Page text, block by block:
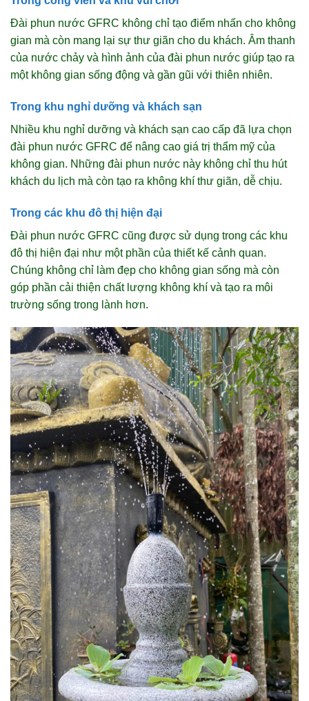
Đài phun nước GFRC không chỉ tạo điểm nhấn cho không
gian mà còn mang lại sự thư giãn cho du khách. Âm thanh
của nước chảy và hình ảnh của đài phun nước giúp tạo ra
một không gian sống động và gần gũi với thiên nhiên.
Trong khu nghỉ dưỡng và khách sạn
Nhiều khu nghỉ dưỡng và khách sạn cao cấp đã lựa chọn
đài phun nước GFRC để nâng cao giá trị thẩm mỹ của
không gian. Những đài phun nước này không chỉ thu hút
khách du lịch mà còn tạo ra không khí thư giãn, dễ chịu.
Trong các khu đô thị hiện đại
Đài phun nước GFRC cũng được sử dụng trong các khu
đô thị hiện đại như một phần của thiết kế cảnh quan.
Chúng không chỉ làm đẹp cho không gian sống mà còn
góp phần cải thiện chất lượng không khí và tạo ra môi
trường sống trong lành hơn.